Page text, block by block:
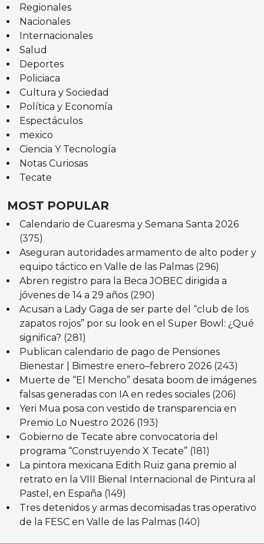
Regionales
Nacionales
Internacionales
Salud
Deportes
Policiaca
Cultura y Sociedad
Política y Economía
Espectáculos
mexico
Ciencia Y Tecnología
Notas Curiosas
Tecate
MOST POPULAR
Calendario de Cuaresma y Semana Santa 2026
(375)
Aseguran autoridades armamento de alto poder y
equipo táctico en Valle de las Palmas (296)
Abren registro para la Beca JOBEC dirigida a
jóvenes de 14 a 29 años (290)
Acusan a Lady Gaga de ser parte del “club de los
zapatos rojos” por su look en el Super Bowl: ¿Qué
significa? (281)
Publican calendario de pago de Pensiones
Bienestar | Bimestre enero–febrero 2026 (243)
Muerte de “El Mencho” desata boom de imágenes
falsas generadas con IA en redes sociales (206)
Yeri Mua posa con vestido de transparencia en
Premio Lo Nuestro 2026 (193)
Gobierno de Tecate abre convocatoria del
programa “Construyendo X Tecate” (181)
La pintora mexicana Edith Ruiz gana premio al
retrato en la VIII Bienal Internacional de Pintura al
Pastel, en España (149)
Tres detenidos y armas decomisadas tras operativo
de la FESC en Valle de las Palmas (140)